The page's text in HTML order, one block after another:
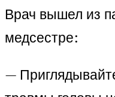
Врач вышел из
медсестре:
—